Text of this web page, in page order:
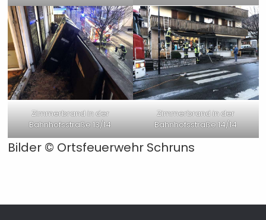
Zimmerbrand in der
Bahnhofsstraße 13/14
Zimmerbrand in der
Bahnhofsstraße 14/14
Bilder © Ortsfeuerwehr Schruns